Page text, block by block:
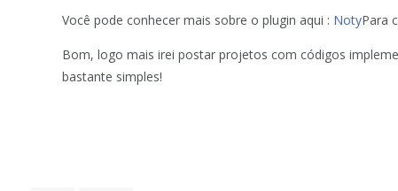
Você pode conhecer mais sobre o plugin aqui : NotyPara
Bom, logo mais irei postar projetos com códigos
bastante simples!